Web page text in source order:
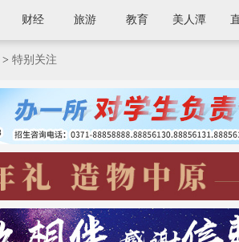
财经 旅游 教育 美人潭
> 特别关注